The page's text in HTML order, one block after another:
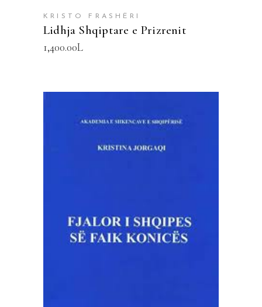
KRISTO FRASHËRI
Lidhja Shqiptare e Prizrenit
1,400.00L
SHTOJE NË SHPORTË